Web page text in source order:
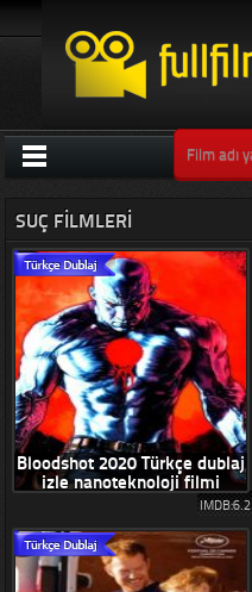
SUÇ FILMLERI
Bloodshot 2020 Türkçe dublaj
izle nanoteknoloji filmi
IMDB:6.2